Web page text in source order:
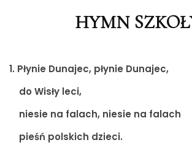
HYMN
1. Płynie Dunajec, płynie Dunajec,
do Wisły leci,
niesie na falach, niesie na falach
pieśń polskich dzieci.